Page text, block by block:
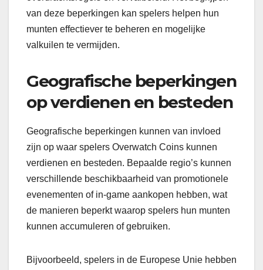
van deze beperkingen kan spelers helpen hun
munten effectiever te beheren en mogelijke
valkuilen te vermijden.
Geografische beperkingen
op verdienen en besteden
Geografische beperkingen kunnen van invloed
zijn op waar spelers Overwatch Coins kunnen
verdienen en besteden. Bepaalde regio’s kunnen
verschillende beschikbaarheid van promotionele
evenementen of in-game aankopen hebben, wat
de manieren beperkt waarop spelers hun munten
kunnen accumuleren of gebruiken.
Bijvoorbeeld, spelers in de Europese Unie hebben